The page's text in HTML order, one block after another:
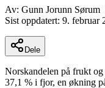
Av: Gunn Jorunn Sørum
Sist oppdatert: 9. februar
Dele
Norskandelen på frukt
37,1 % i fjor, en økning